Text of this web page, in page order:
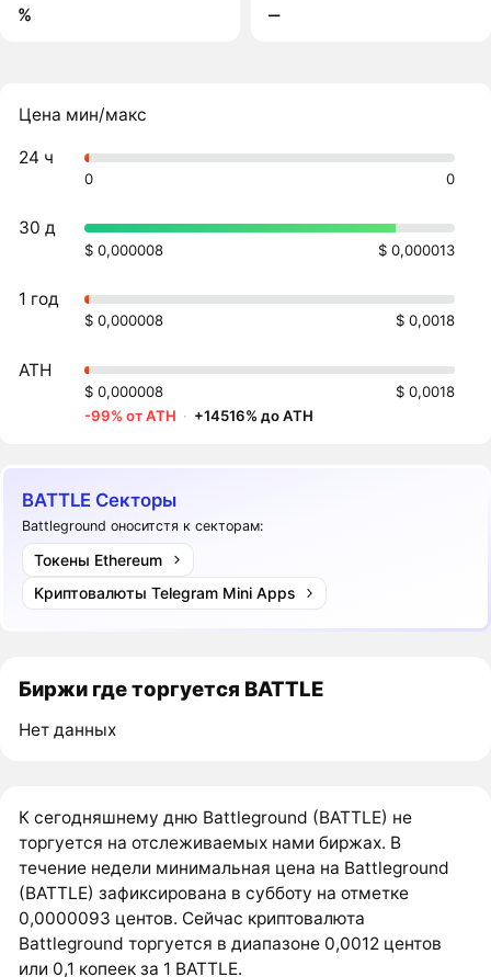
%
‒
Цена мин/макс
24 ч
0 0
30 д
$ 0,000008 $ 0,000013
1 год
$ 0,000008 $ 0,0018
ATH
$ 0,000008
$ 0,0018
-99% от ATH · +14516% до ATH
BATTLE Секторы
Battleground оноситстя к секторам:
Токены Ethereum
Криптовалюты Telegram Mini Apps
Биржи где торгуется BATTLE
Нет данных
К сегодняшнему дню Battleground (BATTLE) не
торгуется на отслеживаемых нами биржах. В
течение недели минимальная цена на Battleground
(BATTLE) зафиксирована в субботу на отметке
0,0000093 центов. Сейчас криптовалюта
Battleground торгуется в диапазоне 0,0012 центов
или 0,1 копеек за 1 BATTLE.